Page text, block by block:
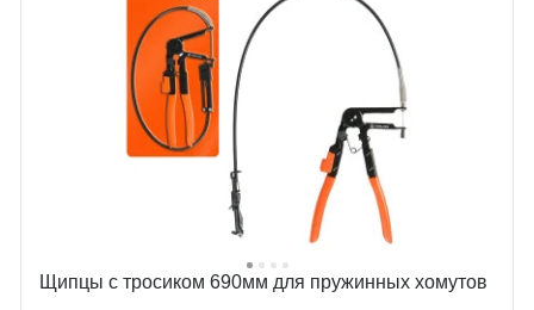
Щипцы с тросиком 690мм для пружинных хомутов